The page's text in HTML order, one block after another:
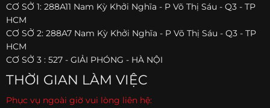
CƠ SỞ 1: 288A11 Nam Kỳ Khởi Nghĩa - P Võ Thị Sáu - Q3 - TP
HCM
CƠ SỞ 2: 288A7 Nam Kỳ Khởi Nghĩa - P Võ Thị Sáu - Q3 - TP
HCM
CƠ SỞ 3 : 527 - GIẢI PHÓNG - HÀ NỘI
THỜI GIAN LÀM VIỆC
Phục vụ ngoài giờ vui lòng liên hệ: